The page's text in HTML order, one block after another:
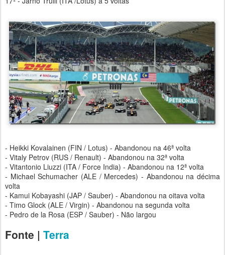
- Heikki Kovalainen (FIN / Lotus) - Abandonou na 46ª volta
- Vitaly Petrov (RUS / Renault) - Abandonou na 32ª volta
- Vitantonio Liuzzi (ITA / Force India) - Abandonou na 12ª volta
- Michael Schumacher (ALE / Mercedes) - Abandonou na décima
volta
- Kamui Kobayashi (JAP / Sauber) - Abandonou na oitava volta
- Timo Glock (ALE / Virgin) - Abandonou na segunda volta
- Pedro de la Rosa (ESP / Sauber) - Não largou
Fonte | Terra